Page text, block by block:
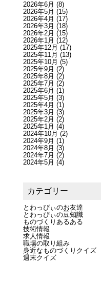
2026年6月 (8)
2026年5月 (15)
2026年4月 (17)
2026年3月 (18)
2026年2月 (15)
2026年1月 (12)
2025年12月 (17)
2025年11月 (13)
2025年10月 (5)
2025年9月 (2)
2025年8月 (2)
2025年7月 (2)
2025年6月 (1)
2025年5月 (3)
2025年4月 (1)
2025年3月 (3)
2025年2月 (2)
2025年1月 (4)
2024年10月 (2)
2024年9月 (1)
2024年8月 (3)
2024年7月 (2)
2024年5月 (4)
カテゴリー
とわっぴぃのお友達
とわっぴぃの豆知識
ものづくりあるある
技術情報
求人情報
職場の取り組み
身近なものづくりクイズ
週末クイズ